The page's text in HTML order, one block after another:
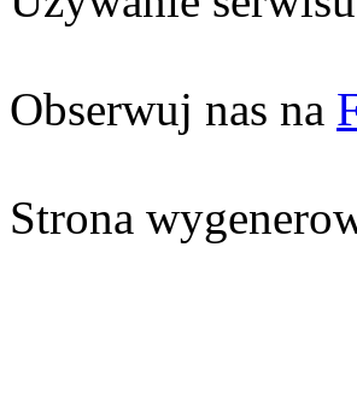
Obserwuj nas na
Strona